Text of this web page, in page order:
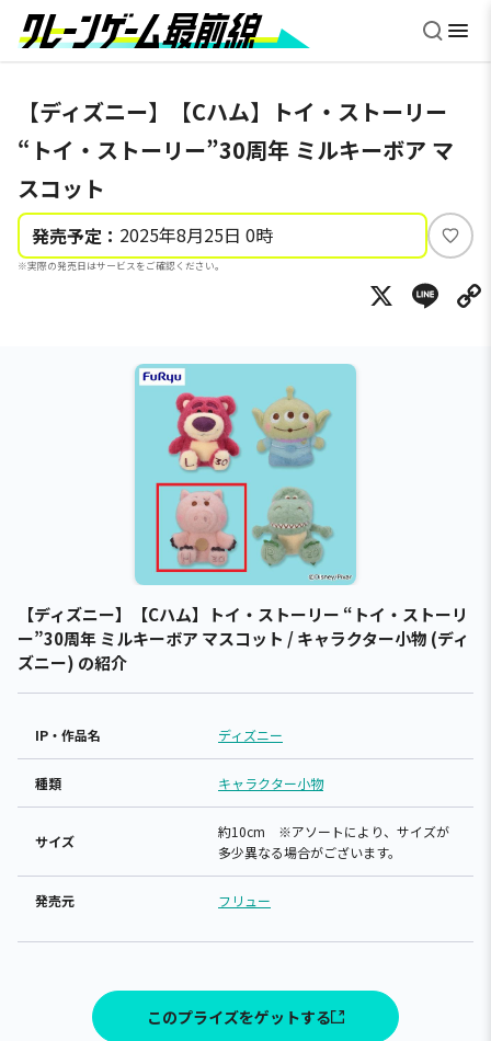
【ディズニー】【Cハム】トイ・ストーリー
“トイ・ストーリー”30周年 ミルキーボア マ
スコット
発売予定： 2025年8月25日 0時
※実際の発売日はサービスをご確認ください。
い
ね
X
【ディズニー】【Cハム】トイ・ストーリー “トイ・ストーリ
ー”30周年 ミルキーボア マスコット / キャラクター小物 (ディ
ズニー) の紹介
IP・作品名 ディズニー
種類 キャラクター小物
サイズ
約10cm ※アソートにより、サイズが
多少異なる場合がございます。
発売元 フリュー
このプライズをゲットする